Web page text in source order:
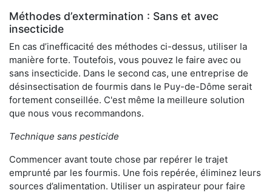
Méthodes d’extermination : Sans et avec
insecticide
En cas d’inefficacité des méthodes ci-dessus, utiliser la
manière forte. Toutefois, vous pouvez le faire avec ou
sans insecticide. Dans le second cas, une entreprise de
désinsectisation de fourmis dans le Puy-de-Dôme serait
fortement conseillée. C'est même la meilleure solution
que nous vous recommandons.
Technique sans pesticide
Commencer avant toute chose par repérer le trajet
emprunté par les fourmis. Une fois repérée, éliminez leurs
sources d’alimentation. Utiliser un aspirateur pour faire